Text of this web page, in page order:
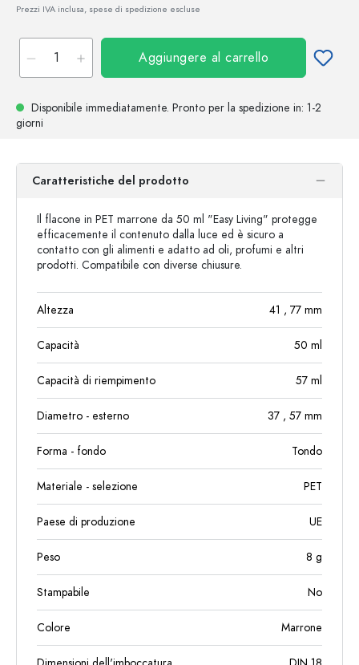
Prezzi IVA inclusa, spese di spedizione escluse
Aggiungere al carrello
Disponibile immediatamente. Pronto per la spedizione in: 1-2
giorni
Caratteristiche del prodotto
Il flacone in PET marrone da 50 ml "Easy Living" protegge
efficacemente il contenuto dalla luce ed è sicuro a
contatto con gli alimenti e adatto ad oli, profumi e altri
prodotti. Compatibile con diverse chiusure.
Altezza 41 , 77 mm
Capacità 50 ml
Capacità di riempimento 57 ml
Diametro - esterno 37 , 57 mm
Forma - fondo Tondo
Materiale - selezione PET
Paese di produzione UE
Peso 8 g
Stampabile No
Colore Marrone